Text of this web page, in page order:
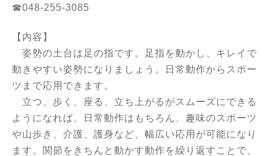
☎048-255-3085
【内容】
姿勢の土台は足の指です。足指を動かし、キレイで
動きやすい姿勢になりましょう。日常動作からスポー
ツまで応用できます。
立つ、歩く、座る、立ち上がるがスムーズにできる
ようになれば、日常動作はもちろん、趣味のスポーツ
や山歩き、介護、護身など、幅広い応用が可能になり
ます。関節をきちんと動かす動作を繰り返すことで、